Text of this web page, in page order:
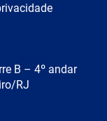
B – 4º andar
RJ